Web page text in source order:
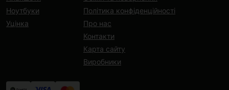
Ноутбуки
Уцінка
Політика конфіденційності
Про нас
Контакти
Карта сайту
Виробники